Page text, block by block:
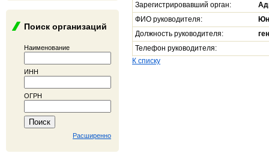
Поиск организаций
Наименование
ИНН
ОГРН
Расширенно
Зарегистрировавший орган:
ФИО руководителя:
Должность руководителя:
Телефон руководителя:
К списку